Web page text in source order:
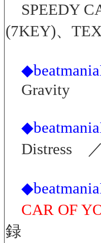
SPEEDY
(7KEY)、
Gravity
Distress
CAR OF
録